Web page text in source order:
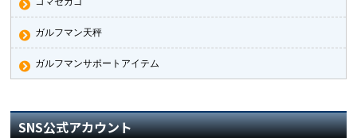
ガルフマン天秤
ガルフマンサポートアイテム
SNS公式アカウント